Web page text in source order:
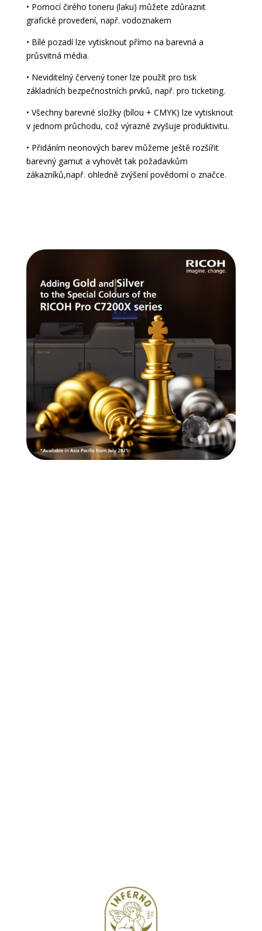
• Pomocí čirého toneru (laku) můžete zdůraznit
grafické provedení, např. vodoznakem
• Bílé pozadí lze vytisknout přímo na barevná a
průsvitná média.
• Neviditelný červený toner lze použít pro tisk
základních bezpečnostních prvků, např. pro ticketing.
• Všechny barevné složky (bílou + CMYK) lze vytisknout
v jednom průchodu, což výrazně zvyšuje produktivitu.
• Přidáním neonových barev můžeme ještě rozšířit
barevný gamut a vyhovět tak požadavkům
zákazníků,např. ohledně zvýšení povědomí o značce.